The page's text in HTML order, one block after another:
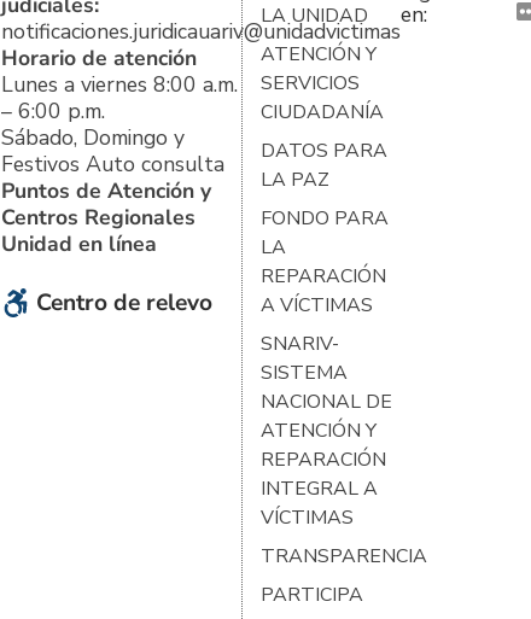
notificaciones.juridicauariv@unidadvictimas.gov.co
Horario de atención
Lunes a viernes 8:00 a.m.
– 6:00 p.m.
Sábado, Domingo y
Festivos Auto consulta
Puntos de Atención y
Centros Regionales
Unidad en línea
Centro de relevo
LA UNIDAD
ATENCIÓN Y
SERVICIOS
CIUDADANÍA
DATOS PARA
LA PAZ
FONDO PARA
LA
REPARACIÓN
A VÍCTIMAS
SNARIV-
SISTEMA
NACIONAL DE
ATENCIÓN Y
REPARACIÓN
INTEGRAL A
VÍCTIMAS
TRANSPARENCIA
PARTICIPA
en: